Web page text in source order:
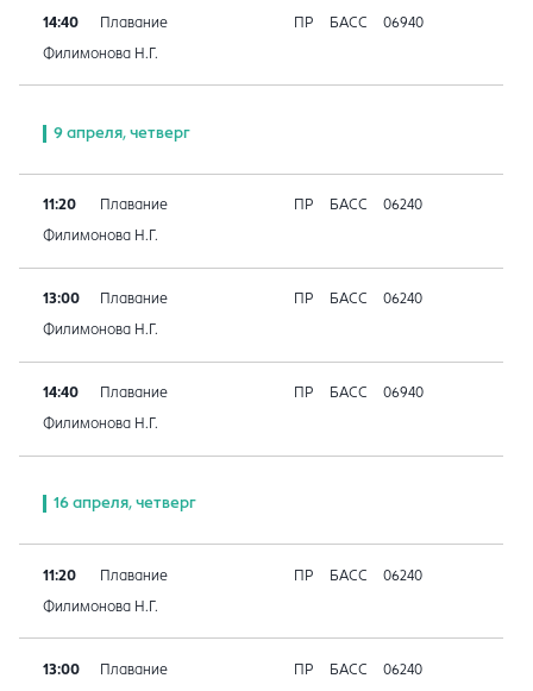
14:40 Плавание ПР БАСС 06940
Филимонова Н.Г.
9 апреля, четверг
11:20 Плавание ПР БАСС 06240
Филимонова Н.Г.
13:00 Плавание ПР БАСС 06240
Филимонова Н.Г.
14:40 Плавание ПР БАСС 06940
Филимонова Н.Г.
16 апреля, четверг
11:20 Плавание ПР БАСС 06240
Филимонова Н.Г.
13:00 Плавание ПР БАСС 06240